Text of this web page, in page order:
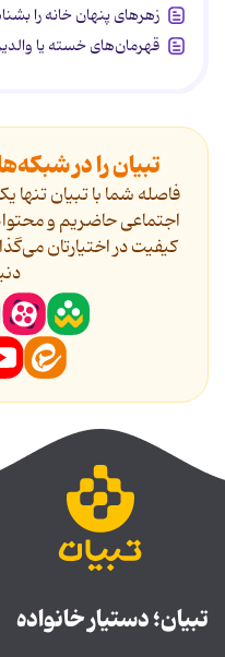
زهرهای پنهان خانه را
قهرمان‌های خسته یا
تبیان را در
فاصله شما با تبیان
اجتماعی حاضریم و
کیفیت در اختیارتان
تبیان؛ دستیار خانواده